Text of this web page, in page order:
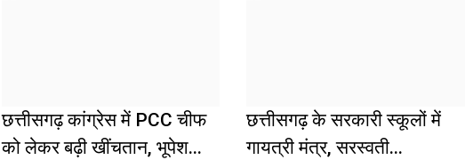
छत्तीसगढ़ कांग्रेस में PCC चीफ
को लेकर बढ़ी खींचतान, भूपेश...
छत्तीसगढ़ के सरकारी स्कूलों में
गायत्री मंत्र, सरस्वती...